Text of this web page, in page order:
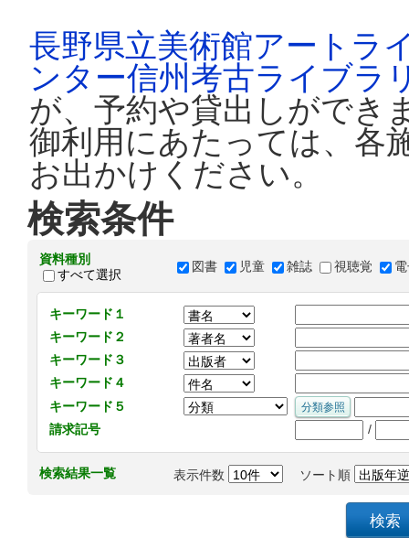
長野県立美術館アートラ
ンター信州考古ライブラ
が、予約や貸出しができ
御利用にあたっては、各
お出かけください。
検索条件
資料種別
すべて選択
図書 児童 雑誌 視聴覚
キーワード１
キーワード２
キーワード３
キーワード４
キーワード５
請求記号
/
検索結果一覧 表示件数 ソート順